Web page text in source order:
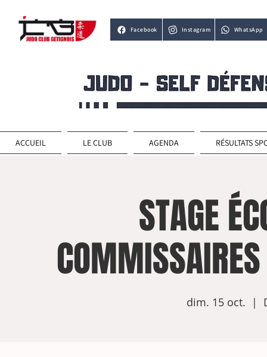
Facebook Instagram WhatsApp
ACCUEIL LE CLUB AGENDA RÉSULTATS
STAGE
dim. 15 oct.
  |